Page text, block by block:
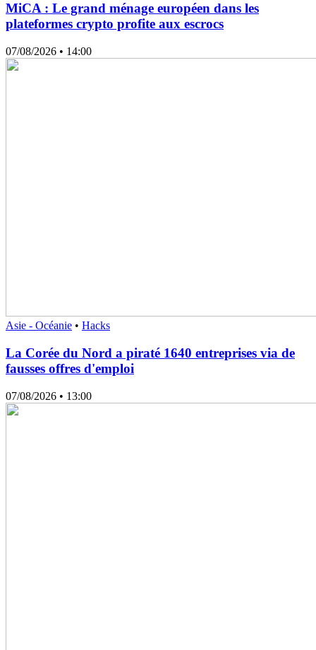
MiCA : Le grand ménage européen dans les
plateformes crypto profite aux escrocs
07/08/2026 • 14:00
Asie - Océanie • Hacks
La Corée du Nord a piraté 1640 entreprises via de
fausses offres d'emploi
07/08/2026 • 13:00